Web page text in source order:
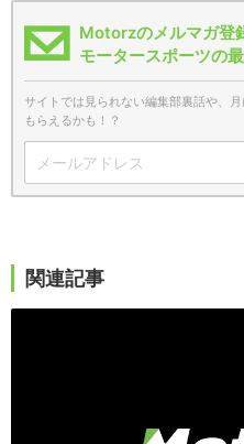
Motorzのメルマガ登
モータースポーツの
サイトでは見られない編集部裏話や、
もらえるかも！？
関連記事